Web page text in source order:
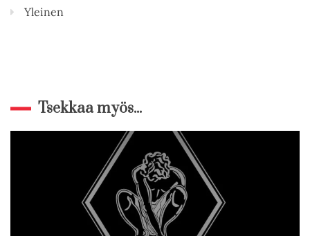
Yleinen
Tsekkaa myös...